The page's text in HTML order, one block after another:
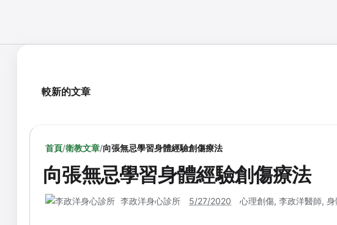
較新的文章
首頁/衛教文章/向張無忌學習身體經驗創傷療法
向張無忌學習身體經驗創傷療法
李政洋身心診所 5/27/2020 心理創傷, 李政洋醫師, 身